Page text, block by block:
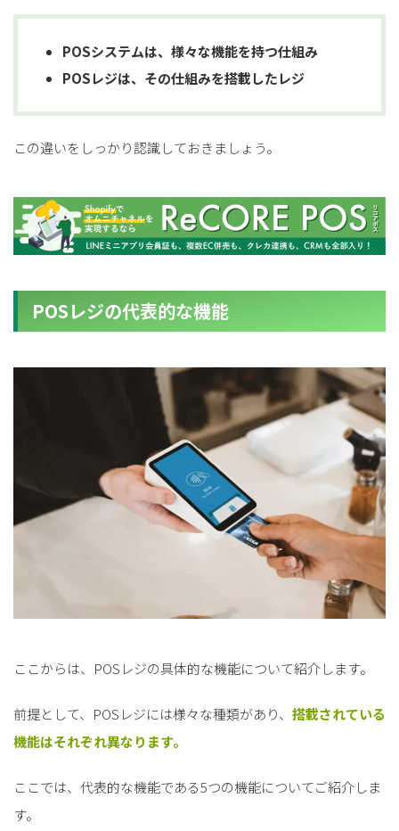
POSシステムは、様々な機能を持つ仕組み
POSレジは、その仕組みを搭載したレジ
この違いをしっかり認識しておきましょう。
POSレジの代表的な機能
ここからは、POSレジの具体的な機能について紹介します。
前提として、POSレジには様々な種類があり、 搭載されている
機能はそれぞれ異なります。
ここでは、代表的な機能である5つの機能についてご紹介しま
す。